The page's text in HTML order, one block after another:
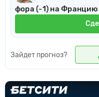
фора (-1) на Францию
Зайдет прогноз?